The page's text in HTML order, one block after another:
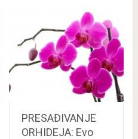
PRESAĐIVANJE
ORHIDEJA: Evo